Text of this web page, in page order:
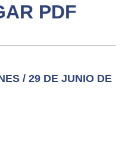
PDF
/ 29 DE JUNIO DE